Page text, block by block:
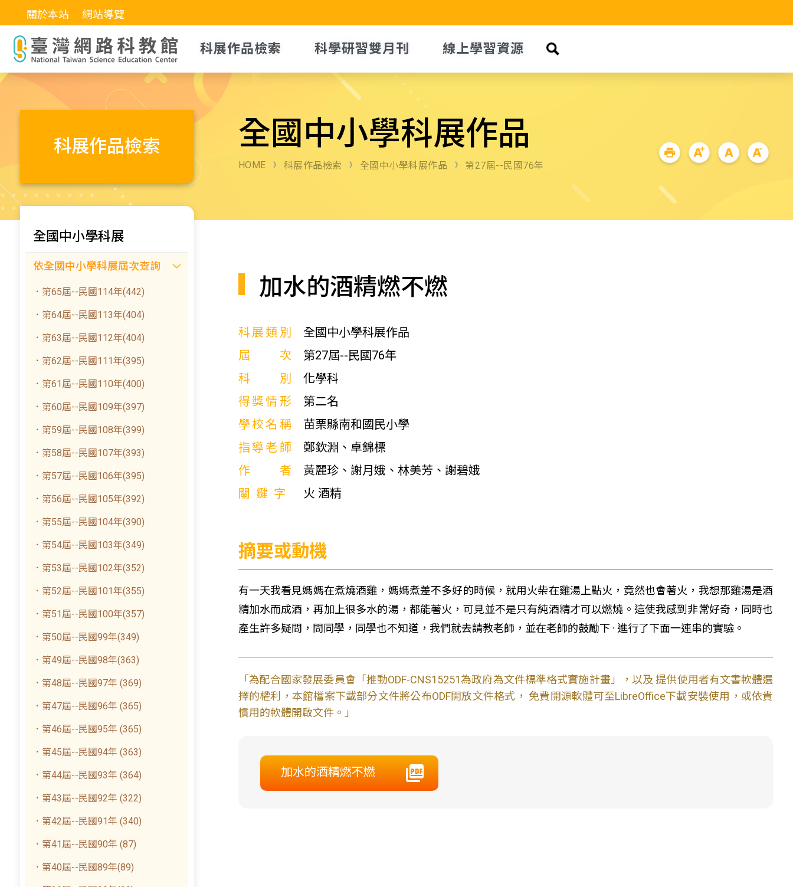
關於本站 網站導覽
科展作品檢索 科學研習雙月刊 線上學習資源
科展作品檢索 全國中小學科展作品
HOME 科展作品檢索 全國中小學科展作品 第27屆--民國76年
全國中小學科展
依全國中小學科展屆次查詢
．第65屆--民國114年(442)
．第64屆--民國113年(404)
．第63屆--民國112年(404)
．第62屆--民國111年(395)
．第61屆--民國110年(400)
．第60屆--民國109年(397)
．第59屆--民國108年(399)
．第58屆--民國107年(393)
．第57屆--民國106年(395)
．第56屆--民國105年(392)
．第55屆--民國104年(390)
．第54屆--民國103年(349)
．第53屆--民國102年(352)
．第52屆--民國101年(355)
．第51屆--民國100年(357)
．第50屆--民國99年(349)
．第49屆--民國98年(363)
．第48屆--民國97年 (369)
．第47屆--民國96年 (365)
．第46屆--民國95年 (365)
．第45屆--民國94年 (363)
．第44屆--民國93年 (364)
．第43屆--民國92年 (322)
．第42屆--民國91年 (340)
．第41屆--民國90年 (87)
．第40屆--民國89年(89)
加水的酒精燃不燃
科展類別
全國中小學科展作品
屆次
第27屆--民國76年
科別
化學科
得獎情形
第二名
學校名稱
苗栗縣南和國民小學
指導老師
鄭欽淵、卓錦標
作者
黃麗珍、謝月娥、林美芳、謝碧娥
關鍵字
火 酒精
摘要或動機
有一天我看見媽媽在煮燒酒雞，媽媽煮差不多好的時候，就用火柴在雞湯上點火，竟然也會著火，我想那雞湯是酒
精加水而成酒，再加上很多水的湯，都能著火，可見並不是只有純酒精才可以燃燒。這使我感到非常好奇，同時也
產生許多疑問，問同學，同學也不知道，我們就去請教老師，並在老師的鼓勵下 · 進行了下面一連串的實驗。
「為配合國家發展委員會「推動ODF-CNS15251為政府為文件標準格式實施計畫」，以及 提供使用者有文書軟體選
擇的權利，本館檔案下載部分文件將公布ODF開放文件格式， 免費開源軟體可至LibreOffice下載安裝使用，或依貴
慣用的軟體開啟文件。」
加水的酒精燃不燃